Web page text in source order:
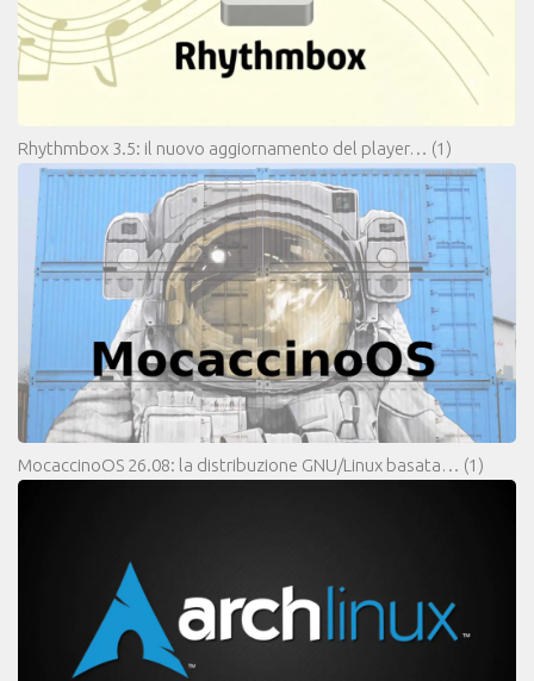
Rhythmbox 3.5: il nuovo aggiornamento del player… (1)
MocaccinoOS 26.08: la distribuzione GNU/Linux basata… (1)